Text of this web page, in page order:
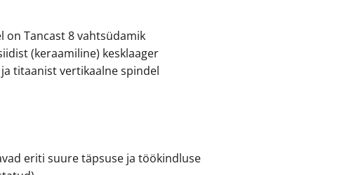
Tancast 8 vahtsüdamik
(keraamiline) kesklaager
titaanist vertikaalne spindel
eriti suure täpsuse ja töökindluse